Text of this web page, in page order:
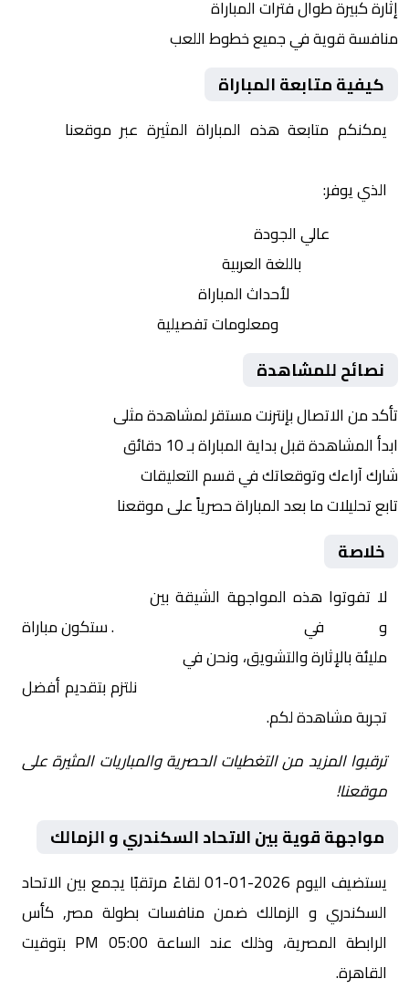
إثارة كبيرة طوال فترات المباراة
منافسة قوية في جميع خطوط اللعب
كيفية متابعة المباراة
يمكنكم متابعة هذه المباراة المثيرة عبر موقعنا
الذي يوفر:
عالي الجودة
باللغة العربية
لأحداث المباراة
ومعلومات تفصيلية
نصائح للمشاهدة
تأكد من الاتصال بإنترنت مستقر لمشاهدة مثلى
ابدأ المشاهدة قبل بداية المباراة بـ 10 دقائق
شارك آراءك وتوقعاتك في قسم التعليقات
تابع تحليلات ما بعد المباراة حصرياً على موقعنا
خلاصة
لا تفوتوا هذه المواجهة الشيقة بين
و
في
. ستكون مباراة
مليئة بالإثارة والتشويق، ونحن في
نلتزم بتقديم أفضل
تجربة مشاهدة لكم.
ترقبوا المزيد من التغطيات الحصرية والمباريات المثيرة على
موقعنا!
مواجهة قوية بين الاتحاد السكندري و الزمالك
يستضيف اليوم 2026-01-01 لقاءً مرتقبًا يجمع بين الاتحاد
السكندري و الزمالك ضمن منافسات بطولة مصر, كأس
الرابطة المصرية، وذلك عند الساعة 05:00 PM بتوقيت
القاهرة.